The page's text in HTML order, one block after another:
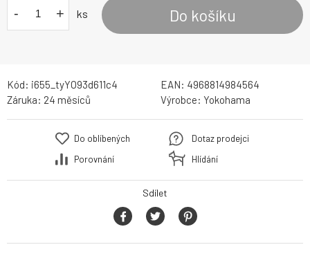
- + ks Do košíku
Kód: i655_tyYO93d611c4 EAN: 4968814984564
Záruka: 24 měsíců Výrobce: Yokohama
Do oblíbených
Porovnání
Dotaz prodejci
Hlídání
Sdílet